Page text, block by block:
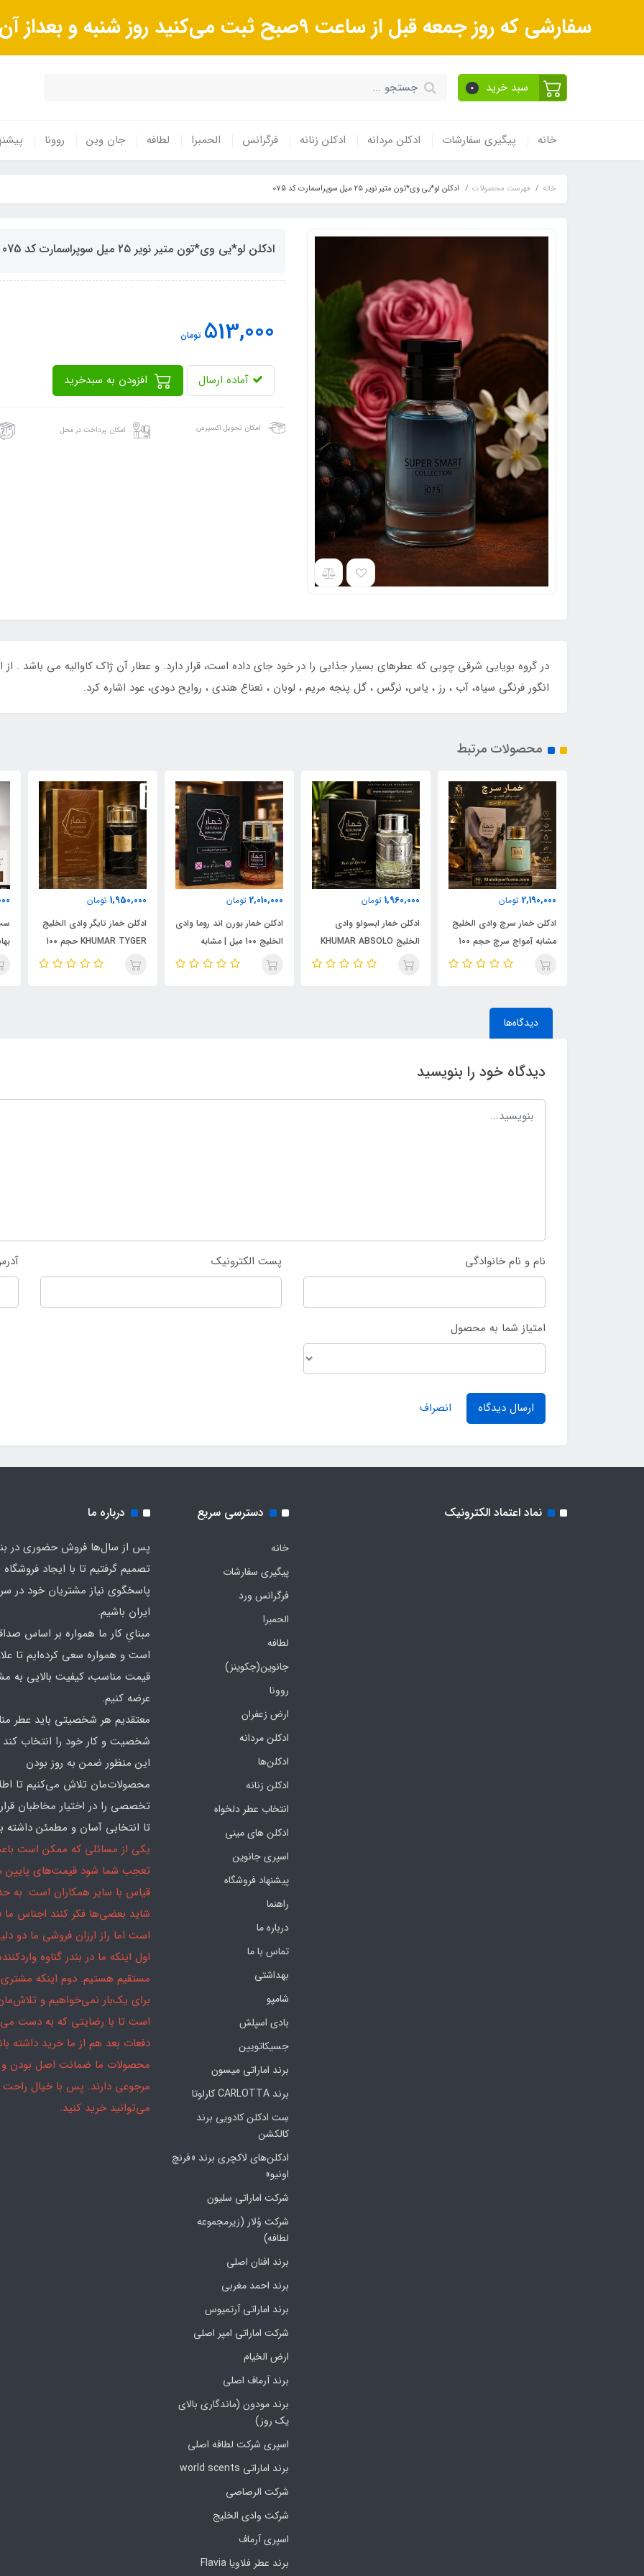
سفارشی که روز جمعه قبل از ساعت 9صبح ثبت می‌کنید روز شنبه و بعداز آن روز یکشنبه ارسال می‌شوند.
سبد خرید 0
خانه پیگیری سفارشات ادکلن مردانه ادکلن زنانه فرگرانس الحمبرا لطافه جان وین روونا
خانه فهرست محصولات ادکلن لو*یی وی*تون متیر نویر ٢۵ میل سوپراسمارت کد 075
ادکلن لو*یی وی*تون متیر نویر ٢۵ میل سوپراسمارت کد 075
513,000 تومان
آماده ارسال
امکان تحویل اکسپرس امکان پرداخت در محل
در گروه بویایی شرقی چوبی که عطرهای بسیار جذابی را در خود جای داده است، قرار دارد. و عطار آن ژاک کاوالیه می باشد .
انگور فرنگی سیاه، آب ، رز ، یاس، نرگس ، گل پنجه مریم ، لوبان ، نعناع هندی ، روایح دودی، عود اشاره کرد.
محصولات مرتبط
2,190,000 تومان
ادکلن خمار سرچ وادی الخلیج
مشابه آمواج سرچ حجم 100
میل | KHUMAR Search Eau
1,960,000 تومان
ادکلن خمار ابسولو وادی
الخلیج KHUMAR ABSOLO
حجم 100 میل | مشابه اورجینال
2,010,000 تومان
ادکلن خمار بورن اند روما وادی
الخلیج 100 میل | مشابه
اورجینال والنتینو بورن این
1,950,000 تومان
ادکلن خمار تایگر وادی الخلیج
KHUMAR TYGER حجم 100
میل | رایحه‌ای مشابه بولگاری
دیدگاه‌ها
دیدگاه خود را بنویسید
نام و نام خانوادگی پست الکترونیک
امتیاز شما به محصول
ارسال دیدگاه انصراف
نماد اعتماد الکترونیک دسترسی سریع
خانه
پیگیری سفارشات
فرگرانس ورد
الحمبرا
لطافه
جانوین(جکوینز)
روونا
ارض زعفران
ادکلن مردانه
ادکلن‌ها
ادکلن زنانه
انتخاب عطر دلخواه
ادکلن های مینی
اسپری جانوین
پیشنهاد فروشگاه
راهنما
درباره ما
تماس با ما
بهداشتی
شامپو
بادی اسپلش
جسیکاتویین
برند اماراتی میسون
برند CARLOTTA کارلوتا
سِت ادکلن کادویی برند
کالکشن
ادکلن‌های لاکچری برند «فرنچ
اونیو»
شرکت اماراتی سلیون
شرکت وُلار (زیرمجموعه
لطافه)
برند افنان اصلی
برند احمد مغربی
برند اماراتی آرتمیوس
شرکت اماراتی امپر اصلی
ارض الخیام
برند آرماف اصلی
برند مودون (ماندگاری بالای
یک روز)
اسپری شرکت لطافه اصلی
برند اماراتی world scents
شرکت الرصاصی
شرکت وادی الخلیج
اسپری آرماف
برند عطر فلاویا Flavia
درباره ما
پس از سال‌ها فروش حضوری در
تصمیم گرفتیم تا با ایجاد فروشگاه
پاسخگوی نیاز مشتریان خود در
ایران باشیم.
مبنایِ کار ما همواره بر اساس
است و همواره سعی کرده‌ایم تا
قیمت مناسب، کیفیت بالایی به
عرضه کنیم.
معتقدیم هر شخصیتی باید عطر
شخصیت و کار خود را انتخاب کند
این منظور ضمن به روز بودن
محصولات‌مان تلاش می‌کنیم تا
تخصصی را در اختیار مخاطبان
تا انتخابی آسان و مطمئن داشته
یکی از مسائلی که ممکن است
تعجب شما شود قیمت‌های پایین
قیاس با سایر همکاران است. به
شاید بعضی‌ها فکر کنند اجناس
است اما راز ارزان فروشی ما دو
اول اینکه ما در بندر گناوه
مستقیم هستیم. دوم اینکه
برای یک‌بار نمی‌خواهیم و
است تا با رضایتی که به دست
دفعات بعد هم از ما خرید داشته
محصولات ما ضمانت اصل بودن و
مرجوعی دارند. پس با خیال راحت
می‌توانید خرید کنید.